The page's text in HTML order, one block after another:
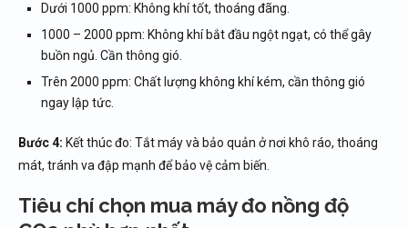
Dưới 1000 ppm: Không khí tốt, thoáng đãng.
1000 – 2000 ppm: Không khí bắt đầu ngột ngạt, có thể gây
buồn ngủ. Cần thông gió.
Trên 2000 ppm: Chất lượng không khí kém, cần thông gió
ngay lập tức.
Bước 4: Kết thúc đo: Tắt máy và bảo quản ở nơi khô ráo, thoáng
mát, tránh va đập mạnh để bảo vệ cảm biến.
Tiêu chí chọn mua máy đo nồng độ